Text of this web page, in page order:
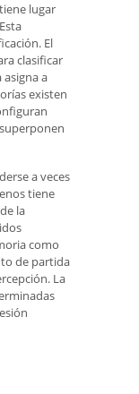
lugar
El
clasificar
a
existen
a veces
tiene
la
como
de partida
La